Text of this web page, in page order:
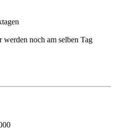
noch am selben Tag